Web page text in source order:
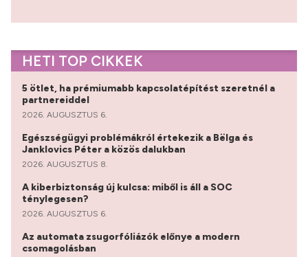
HETI TOP CIKKEK
5 ötlet, ha prémiumabb kapcsolatépítést szeretnél a
partnereiddel
2026. AUGUSZTUS 6.
Egészségügyi problémákról értekezik a Bëlga és
Janklovics Péter a közös dalukban
2026. AUGUSZTUS 8.
A kiberbiztonság új kulcsa: miből is áll a SOC
ténylegesen?
2026. AUGUSZTUS 6.
Az automata zsugorfóliázók előnye a modern
csomagolásban